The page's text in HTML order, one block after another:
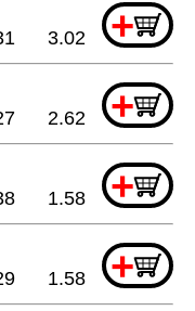
+
3.02
+
2.62
+
1.58
+
1.58